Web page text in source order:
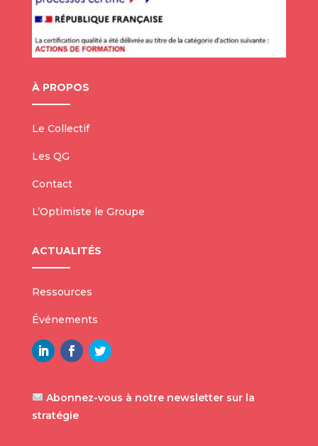
À PROPOS
Le Collectif
Les QG
Contact
L’Optimiste le Groupe
ACTUALITÉS
Ressources
Événements
Abonnez-vous à notre newsletter sur la
stratégie